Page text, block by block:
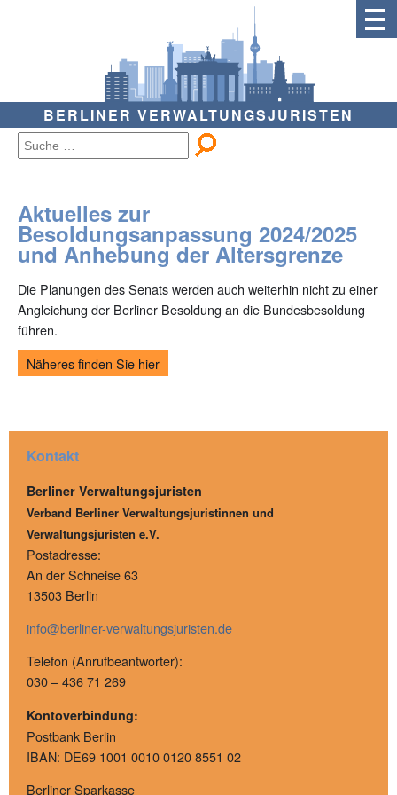
BERLINER VERWALTUNGSJURISTEN
Kontakt
Berliner Verwaltungsjuristen
Verband Berliner Verwaltungsjuristinnen und
Verwaltungsjuristen e.V.
Postadresse:
An der Schneise 63
13503 Berlin
info@berliner-verwaltungsjuristen.de
Telefon (Anrufbeantworter):
030 – 436 71 269
Kontoverbindung:
Postbank Berlin
IBAN: DE69 1001 0010 0120 8551 02
Berliner Sparkasse
Aktuelles zur
Besoldungsanpassung 2024/2025
und Anhebung der Altersgrenze
Die Planungen des Senats werden auch weiterhin nicht zu einer
Angleichung der Berliner Besoldung an die Bundesbesoldung
führen.
Näheres finden Sie hier